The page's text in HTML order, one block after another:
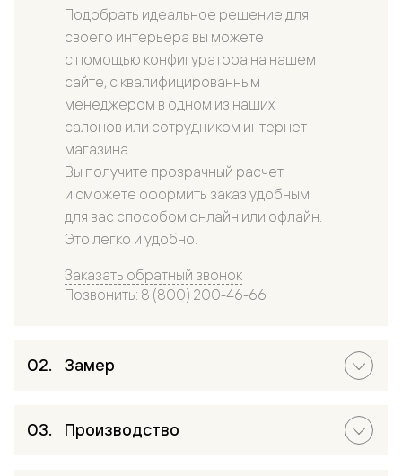
Подобрать идеальное решение для
своего интерьера вы можете
с помощью конфигуратора на нашем
сайте, с квалифицированным
менеджером в одном из наших
салонов или сотрудником интернет-
магазина.
Вы получите прозрачный расчет
и сможете оформить заказ удобным
для вас способом онлайн или офлайн.
Это легко и удобно.
Заказать обратный звонок
Позвонить: 8 (800) 200-46-66
Замер
Производство